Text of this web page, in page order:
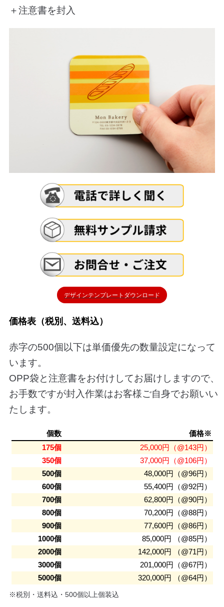
＋注意書を封入
デザインテンプレートダウンロード
価格表（税別、送料込）
赤字の500個以下は単価優先の数量設定になって
います。
OPP袋と注意書をお付けしてお届けしますので、
お手数ですが封入作業はお客様ご自身でお願いい
たします。
個数
価格※
175個
25,000円（@143円）
350個
37,000円（@106円）
500個
48,000円（@96円）
600個
55,400円（@92円）
700個
62,800円（@90円）
800個
70,200円（@88円）
900個
77,600円（@86円）
1000個
85,000円 （@85円）
2000個
142,000円 （@71円）
3000個
201,000円（@67円）
5000個
320,000円 （@64円）
※税別・送料込・500個以上個装込